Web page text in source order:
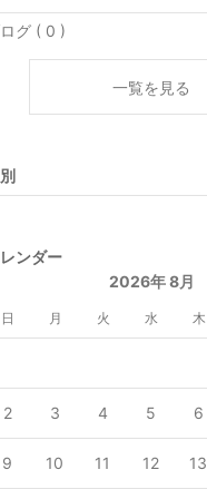
グ ( 0 )
一覧を見る
ンダー
2026年 8月
日 月 火 水 木
2 3 4 5 6
9 10 11 12 13